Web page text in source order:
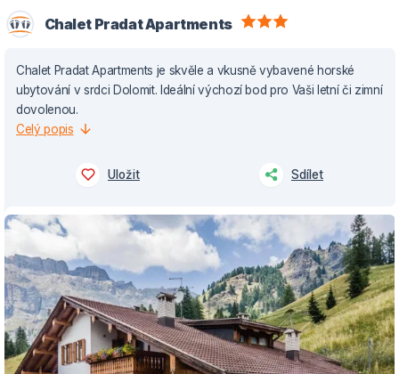
Chalet Pradat Apartments
Chalet Pradat Apartments je skvěle a vkusně vybavené horské
ubytování v srdci Dolomit. Ideální výchozí bod pro Vaši letní či zimní
dovolenou.
Celý popis
Uložit Sdílet